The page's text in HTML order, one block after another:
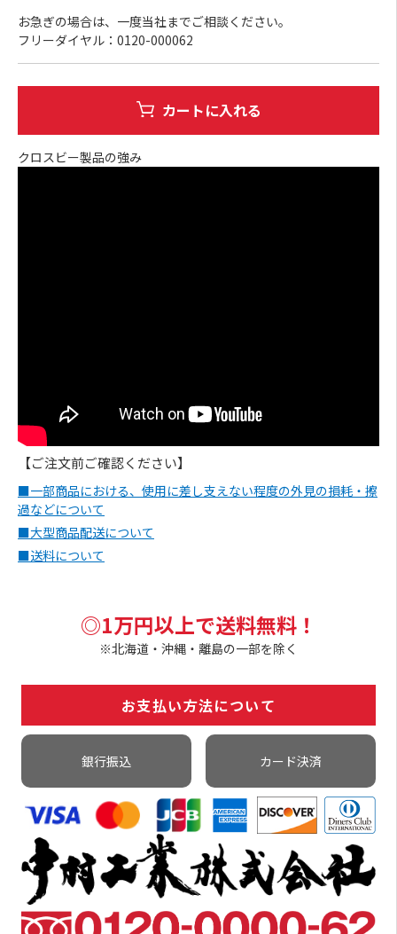
お急ぎの場合は、一度当社までご相談ください。
フリーダイヤル：0120-000062
カートに入れる
クロスビー製品の強み
【ご注文前ご確認ください】
■一部商品における、使用に差し支えない程度の外見の損耗・擦
過などについて
■大型商品配送について
■送料について
◎1万円以上で送料無料！
※北海道・沖縄・離島の一部を除く
お支払い方法について
銀行振込 カード決済